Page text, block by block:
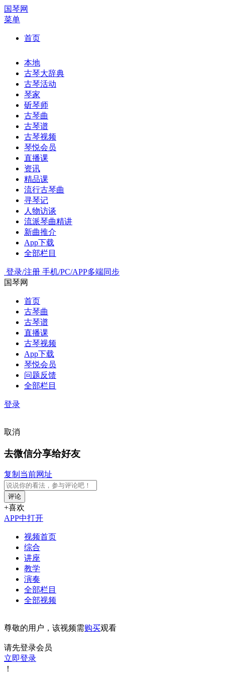
国琴网
菜单
首页
本地
古琴大辞典
古琴活动
琴家
斫琴师
古琴曲
古琴谱
古琴视频
琴悦会员
直播课
资讯
精品课
流行古琴曲
寻琴记
人物访谈
流派琴曲精讲
新曲推介
App下载
全部栏目
登录/注册 手机/PC/APP多端同步
国琴网
首页
古琴曲
古琴谱
直播课
古琴视频
App下载
琴悦会员
问题反馈
全部栏目
登录
取消
去微信分享给好友
复制当前网址
评论
+喜欢
APP中打开
视频首页
综合
讲座
教学
演奏
全部栏目
全部视频
尊敬的用户，该视频需购买观看
请先登录会员
立即登录
！